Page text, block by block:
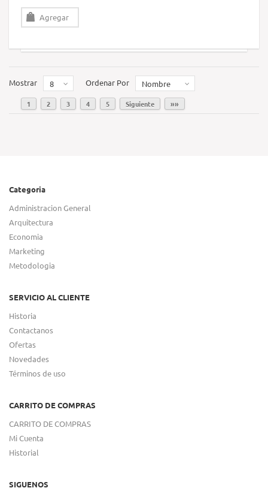
Agregar
Mostrar 8 Ordenar Por Nombre
1 2 3 4 5 Siguiente »»
Categoria
Administracion General
Arquitectura
Economia
Marketing
Metodologia
SERVICIO AL CLIENTE
Historia
Contactanos
Ofertas
Novedades
Términos de uso
CARRITO DE COMPRAS
CARRITO DE COMPRAS
Mi Cuenta
Historial
SIGUENOS